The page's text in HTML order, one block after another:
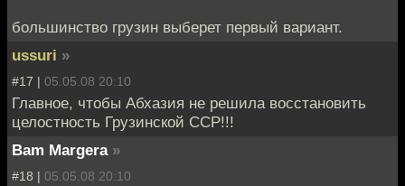
большинство грузин выберет первый вариант.
ussuri »
#17 | 05.05.08 20:10
Главное, чтобы Абхазия не решила восстановить
целостность Грузинской ССР!!!
Bam Margera »
#18 | 05.05.08 20:10